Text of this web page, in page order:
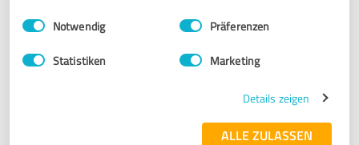
Impressum Datenschutzbestimmungen
Einwilligungsauswahl
Notwendig Präferenzen
Statistiken Marketing
Details zeigen
ALLE ZULASSEN
Renditestarke Fotovoltaik Anlage mit sicheren Erträgen.